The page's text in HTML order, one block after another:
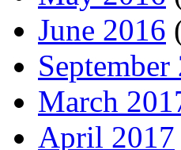
June 2016
September
March
April 2017